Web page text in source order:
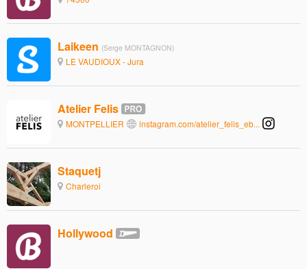
Laikeen (Serge MONTAGNON)
LE VAUDIOUX - Jura
Atelier Felis
MONTPELLIER instagram.com/atelier_felis_eb...
Staquetj
Charleroi
Hollywood